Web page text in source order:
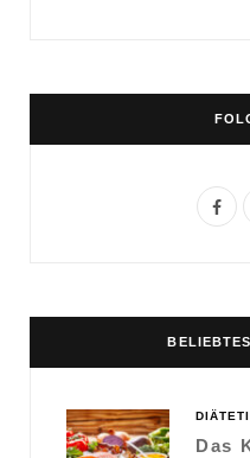
F
b
o
o